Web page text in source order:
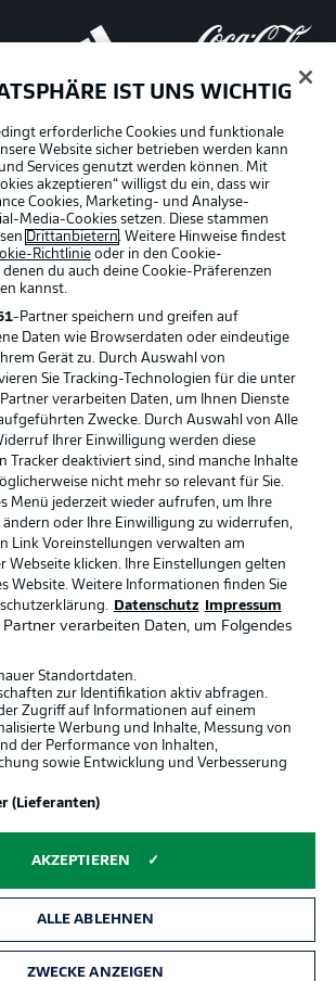
Voreinstellungen verwalten
Nutzungsbedingungen
Kontakt
Impressum
Spieler
AGB
Bundesliga-Gruppe GmbH
Anzeige Modus
IST UNS WICHTIG
erforderliche Cookies und funktionale
Website sicher betrieben werden kann
Services genutzt werden können. Mit
akzeptieren“ willigst du ein, dass wir
Cookies, Marketing- und Analyse-
Media-Cookies setzen. Diese stammen
Drittanbietern. Weitere Hinweise findest
Richtlinieoder in den Cookie-
denen du auch deine Cookie-Präferenzen
kannst.
-Partner speichern und greifen auf
Daten wie Browserdaten oder eindeutige
Gerät zu. Durch Auswahl von
Sie Tracking-Technologien für die unter
verarbeiten Daten, um Ihnen Dienste
Zwecke. Durch Auswahl von Alle
Ihrer Einwilligung werden diese
Tracker deaktiviert sind, sind manche Inhalte
nicht mehr so relevant für Sie.
Menü jederzeit wieder aufrufen, um Ihre
ändern oder Ihre Einwilligung zu widerrufen,
Link Voreinstellungen verwalten am
Webseite klicken. Ihre Einstellungen gelten
Website. Weitere Informationen finden Sie
Datenschutz Impressum
verarbeiten Daten, um Folgendes
Standortdaten.
zur Identifikation aktiv abfragen.
Zugriff auf Informationen auf einem
Werbung und Inhalte, Messung von
der Performance von Inhalten,
sowie Entwicklung und Verbesserung
(Lieferanten)
AKZEPTIEREN
ALLE ABLEHNEN
ZWECKE ANZEIGEN